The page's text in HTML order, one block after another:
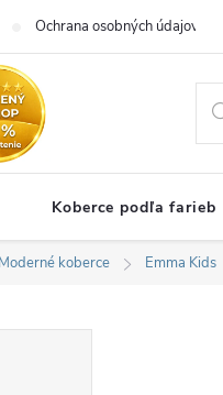
Ochrana osobných údajov
Koberce podľa farieb
Moderné koberce Emma Kids